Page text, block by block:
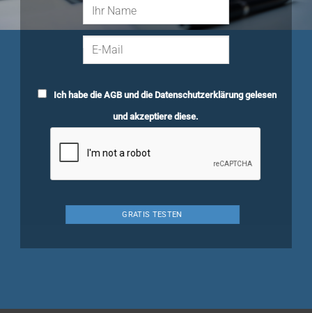
Ich habe dieAGBund die Datenschutzerklärunggelesen
und akzeptiere diese.